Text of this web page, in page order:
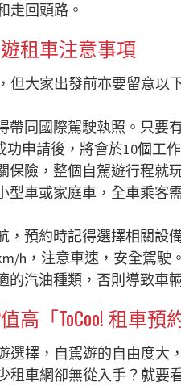
走回頭路。
租車注意事項
但大家出發前亦要留意以
帶同國際駕駛執照。只要
功申請後，將會於10個工
保險，整個自駕遊行程就
型車或家庭車，全車乘客
，預約時記得選擇相關設
h ，注意車速，安全駕駛。
的汽油種類，否則導致車
值高「ToCoo!租車預
選擇，自駕遊的自由度大
租車網卻無從入手？就要